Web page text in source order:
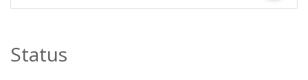
Status